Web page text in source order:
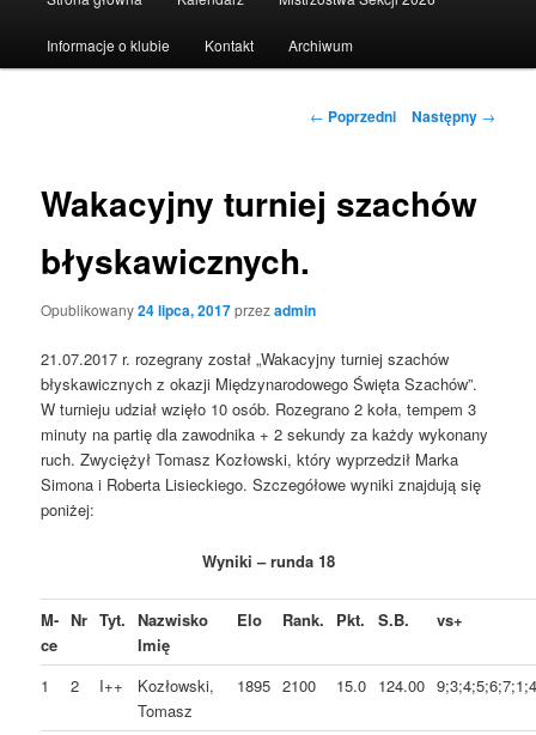
Informacje o klubie Kontakt Archiwum
Nawigacja
← Poprzedni Następny →
Wakacyjny turniej szachów
błyskawicznych.
Opublikowany24 lipca, 2017przezadmin
21.07.2017 r. rozegrany został „Wakacyjny turniej szachów
błyskawicznych z okazji Międzynarodowego Święta Szachów”.
W turnieju udział wzięło 10 osób. Rozegrano 2 koła, tempem 3
minuty na partię dla zawodnika + 2 sekundy za każdy wykonany
ruch. Zwyciężył Tomasz Kozłowski, który wyprzedził Marka
Simona i Roberta Lisieckiego. Szczegółowe wyniki znajdują się
poniżej:
Wyniki – runda 18
M-
ce
Nr Tyt. Nazwisko
Imię
Elo Rank. Pkt. S.B. vs+
1 2 I++
Kozłowski,
Tomasz
1895 2100 15.0 124.00